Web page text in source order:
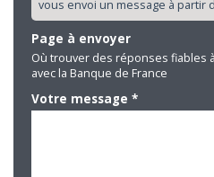
Page à envoyer
Où trouver des réponses fiables
avec la Banque de France
Votre message *